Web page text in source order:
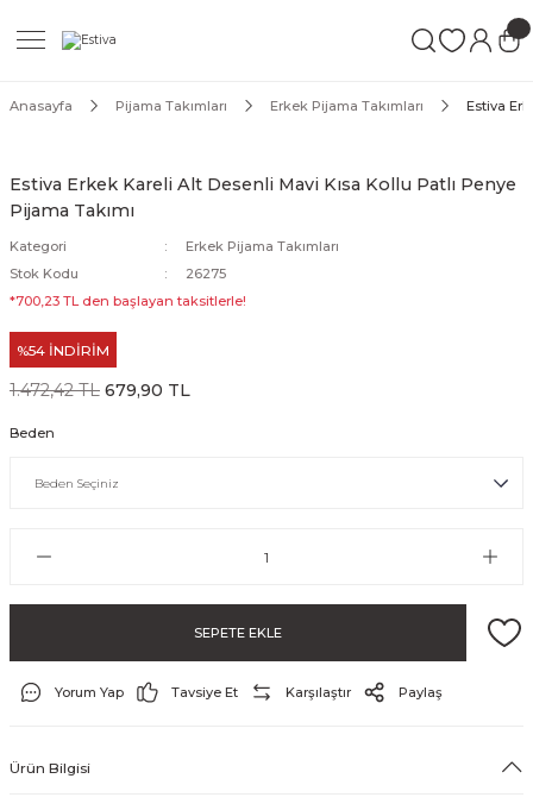
Mayo
Anasayfa Pijama Takımları Erkek Pijama Takımları Estiva
Estiva Erkek Kareli Alt Desenli Mavi Kısa Kollu Patlı Penye
Pijama Takımı
Kategori
Erkek Pijama Takımları
Stok Kodu
26275
*700,23 TL den başlayan taksitlerle!
%54 İNDİRİM
1.472,42 TL 679,90 TL
Beden
SEPETE EKLE
Yorum Yap Tavsiye Et Karşılaştır Paylaş
Ürün Bilgisi